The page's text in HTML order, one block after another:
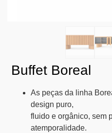
Buffet Boreal
As peças da linha
design puro,
fluido e orgânico, sem
atemporalidade.